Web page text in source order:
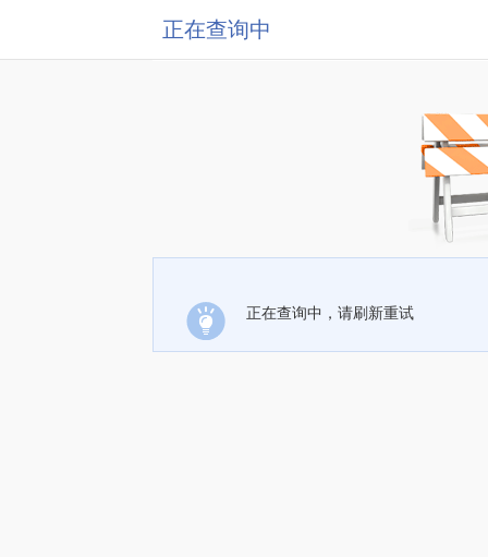
正在查询中
正在查询中，请刷新重试